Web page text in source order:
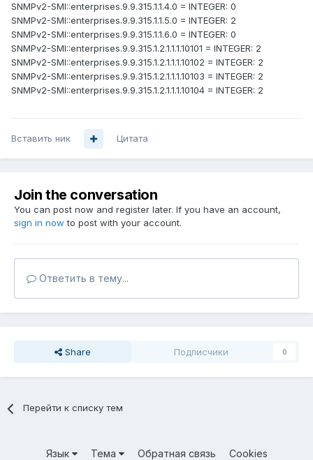
SNMPv2-SMI::enterprises.9.9.315.1.1.4.0 = INTEGER: 0
SNMPv2-SMI::enterprises.9.9.315.1.1.5.0 = INTEGER: 2
SNMPv2-SMI::enterprises.9.9.315.1.1.6.0 = INTEGER: 0
SNMPv2-SMI::enterprises.9.9.315.1.2.1.1.1.10101 = INTEGER: 2
SNMPv2-SMI::enterprises.9.9.315.1.2.1.1.1.10102 = INTEGER: 2
SNMPv2-SMI::enterprises.9.9.315.1.2.1.1.1.10103 = INTEGER: 2
SNMPv2-SMI::enterprises.9.9.315.1.2.1.1.1.10104 = INTEGER: 2
Вставить ник Цитата
Join the conversation
You can post now and register later. If you have an account,
sign in now to post with your account.
Ответить в тему...
Share Подписчики 0
Перейти к списку тем
Язык Тема Обратная связь Cookies